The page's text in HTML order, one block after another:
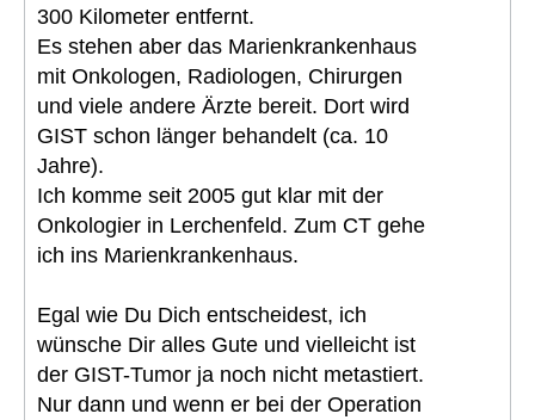
300 Kilometer entfernt.
Es stehen aber das Marienkrankenhaus
mit Onkologen, Radiologen, Chirurgen
und viele andere Ärzte bereit. Dort wird
GIST schon länger behandelt (ca. 10
Jahre).
Ich komme seit 2005 gut klar mit der
Onkologier in Lerchenfeld. Zum CT gehe
ich ins Marienkrankenhaus.
Egal wie Du Dich entscheidest, ich
wünsche Dir alles Gute und vielleicht ist
der GIST-Tumor ja noch nicht metastiert.
Nur dann und wenn er bei der Operation